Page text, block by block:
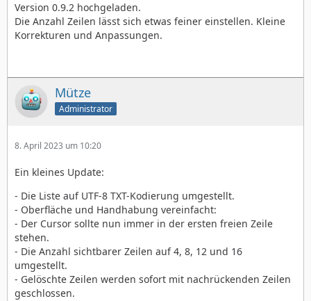
Version 0.9.2 hochgeladen.
Die Anzahl Zeilen lässt sich etwas feiner einstellen. Kleine
Korrekturen und Anpassungen.
Mütze
Administrator
8. April 2023 um 10:20
Ein kleines Update:
- Die Liste auf UTF-8 TXT-Kodierung umgestellt.
- Oberfläche und Handhabung vereinfacht:
- Der Cursor sollte nun immer in der ersten freien Zeile
stehen.
- Die Anzahl sichtbarer Zeilen auf 4, 8, 12 und 16
umgestellt.
- Gelöschte Zeilen werden sofort mit nachrückenden Zeilen
geschlossen.